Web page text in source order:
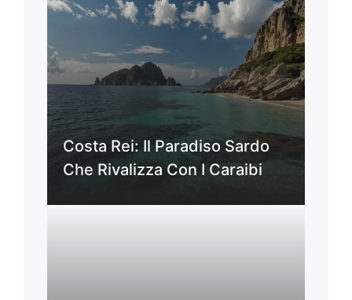
Costa Rei: Il Paradiso Sardo
Che Rivalizza Con I Caraibi